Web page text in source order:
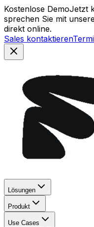
Kostenlose DemoJetzt
sprechen Sie mit
direkt online.
Sales kontaktieren
Lösungen
Produkt
Use Cases